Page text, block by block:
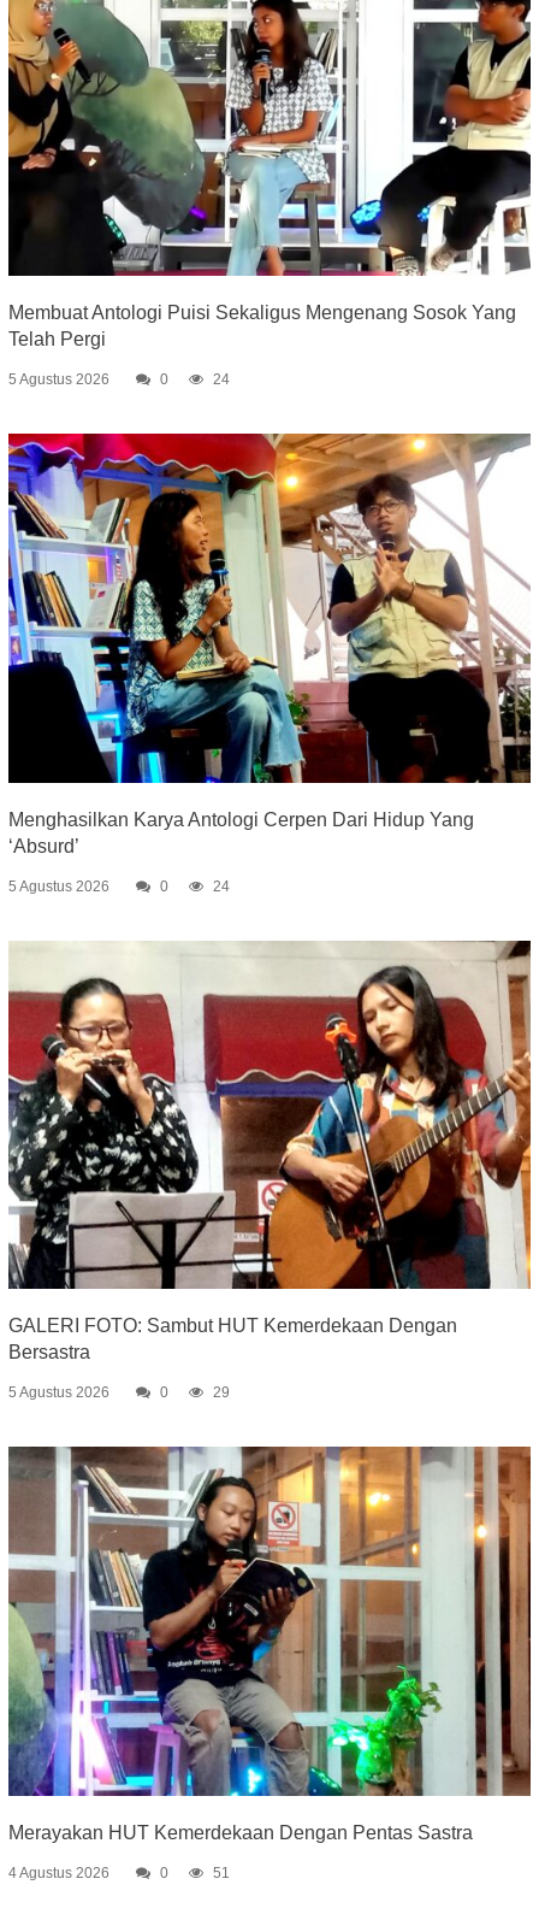
Membuat Antologi Puisi Sekaligus Mengenang Sosok Yang
Telah Pergi
5 Agustus 2026 0 24
Menghasilkan Karya Antologi Cerpen Dari Hidup Yang
‘Absurd’
5 Agustus 2026 0 24
GALERI FOTO: Sambut HUT Kemerdekaan Dengan
Bersastra
5 Agustus 2026 0 29
Merayakan HUT Kemerdekaan Dengan Pentas Sastra
4 Agustus 2026 0 51